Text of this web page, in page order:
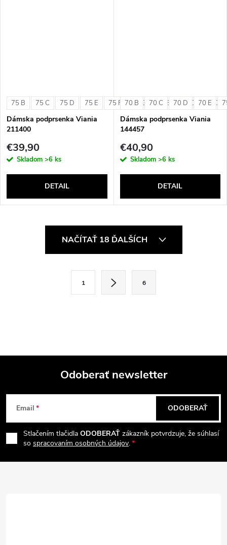
75 B 75 C 75 D 75 E 75 F 75 G 80 B 80 C 80 D
Dámska podprsenka Viania
211400
€39,90
Skladom >6 ks
DETAIL
70 B 70 C 70 D 70 E
Dámska podprsenka Viania
144457
€40,90
Skladom >6 ks
DETAIL
c
e
p
r
v
NAČÍTAŤ 18 ĎALŠÍCH
a
i
e
1 6
Z
á
p
Odoberať newsletter
Email
Stlačením tlačidla ODOBERAŤ zákazník potvrdzuje, že súhlasí
so spracovaním osobných údajov.
ODOBERAŤ